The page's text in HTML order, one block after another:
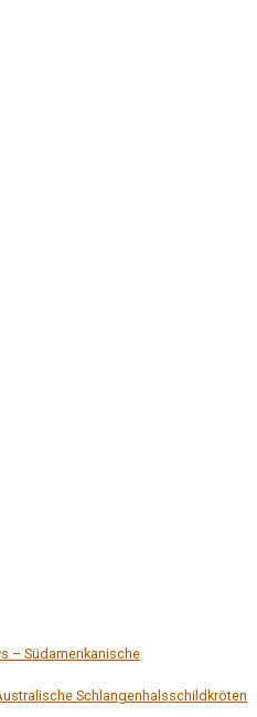
– Südamerikanische
Schlangenhalsschildkröten